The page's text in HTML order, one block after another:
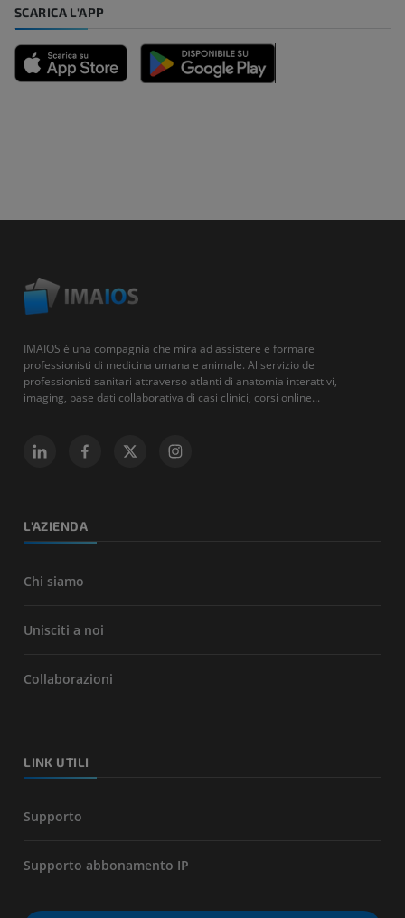
SCARICA L'APP
IMAIOS è una compagnia che mira ad assistere e formare
professionisti di medicina umana e animale. Al servizio dei
professionisti sanitari attraverso atlanti di anatomia interattivi,
imaging, base dati collaborativa di casi clinici, corsi online...
L'AZIENDA
Chi siamo
Unisciti a noi
Collaborazioni
LINK UTILI
Supporto
Supporto abbonamento IP